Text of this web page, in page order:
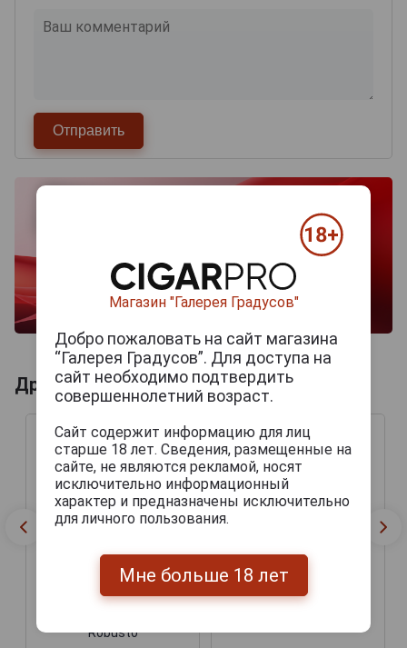
Другие продукты бренда E.P. CARRILLO
Сигары E.P. Carrillo
Robusto
Essences Sumatra Toro
Магазин "Галерея Градусов"
Добро пожаловать на сайт магазина
“Галерея Градусов”. Для доступа на
сайт необходимо подтвердить
совершеннолетний возраст.
Сайт содержит информацию для лиц
старше 18 лет. Сведения, размещенные на
сайте, не являются рекламой, носят
исключительно информационный
характер и предназначены исключительно
для личного пользования.
Мне больше 18 лет